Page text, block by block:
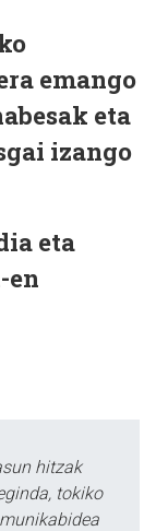
emango
eta
izango
eta
en
hitzak
tokiko